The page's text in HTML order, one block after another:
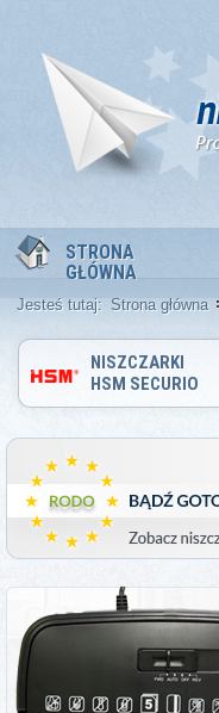
STRONA
GŁÓWNA
NISZCZARKI
HSM SECURIO
Jesteś tutaj: Strona główna